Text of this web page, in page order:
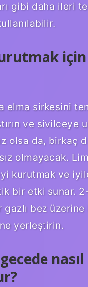
gibi daha ileri
elma sirkesini
ve sivilceye
olsa da, birkaç
olmayacak.
kurutmak ve
bir etki sunar.
bez üzerine
yerleştirin.
nasıl